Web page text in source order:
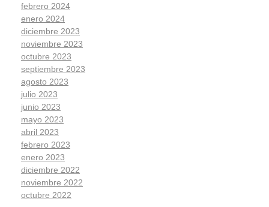
febrero 2024
enero 2024
diciembre 2023
noviembre 2023
octubre 2023
septiembre 2023
agosto 2023
julio 2023
junio 2023
mayo 2023
abril 2023
febrero 2023
enero 2023
diciembre 2022
noviembre 2022
octubre 2022